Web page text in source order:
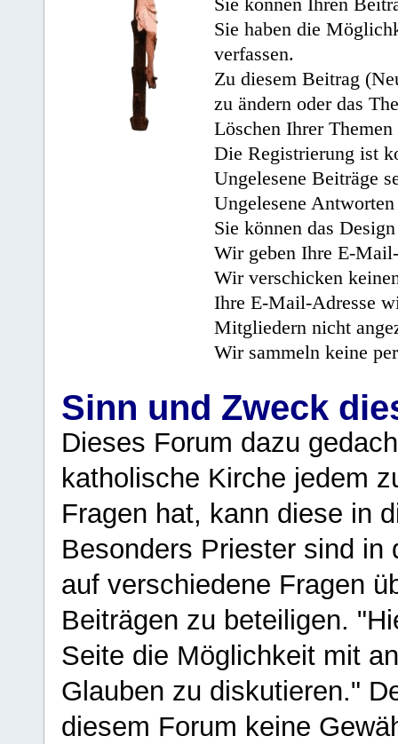
Sie können Ihren
Sie haben die
verfassen.
Zu diesem Beitrag
zu ändern oder das
Löschen Ihrer
Die Registrierung ist
Ungelesene Beiträge
Ungelesene
Sie können das
Wir geben Ihre E-
Wir verschicken
Ihre E-Mail-Adresse
Mitgliedern nicht
Wir sammeln keine
Sinn und Zweck
Dieses Forum dazu
katholische Kirche jedem
Fragen hat, kann diese in
Besonders Priester sind in
auf verschiedene Fragen
Beiträgen zu beteiligen.
Seite die Möglichkeit mit
Glauben zu diskutieren."
diesem Forum keine